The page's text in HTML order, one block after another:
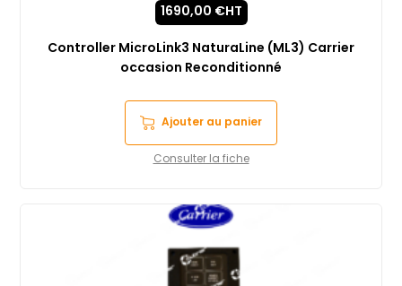
Controller MicroLink3 NaturaLine (ML3) Carrier
occasion Reconditionné
1690,00 €HT
Ajouter au panier
Consulter la fiche